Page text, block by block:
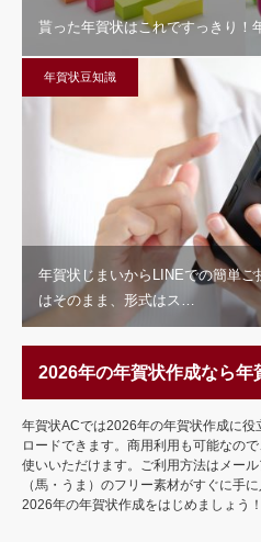
貰った年賀状はこれですっきり！
年賀状豆知識
年賀状じまいからLINEでの簡単
はそのまま、形式はス…
2026年の年賀状作成なら年
年賀状ACでは2026年の年賀状作成に
ロードできます。商用利用も可能なの
使いいただけます。ご利用方法はメー
（馬・うま）のフリー素材がすぐに手
2026年の年賀状作成をはじめましょう！